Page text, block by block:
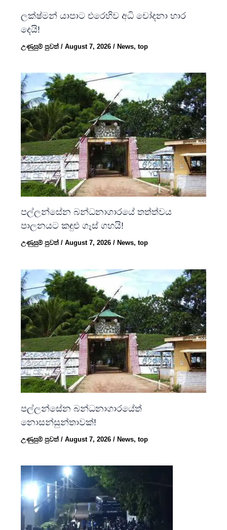
ලක්ෂ්මන් යාපාට එරෙහිව අධි චෝදනා භාර
දෙයි!
උණුසුම් පුවත්/August 7, 2026/ News,top
පල්ලන්සේන බන්ධනාගාරයේ තත්ත්වය
පාලනයට කඳුළු ගෑස් ගහයි!
උණුසුම් පුවත්/August 7, 2026/ News,top
පල්ලන්සේන බන්ධනාගාරයේත්
නොසන්සුන්තාවක්!
උණුසුම් පුවත්/August 7, 2026/ News,top